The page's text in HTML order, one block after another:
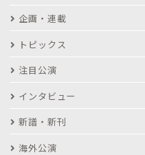
企画・連載
トピックス
注目公演
インタビュー
新譜・新刊
海外公演